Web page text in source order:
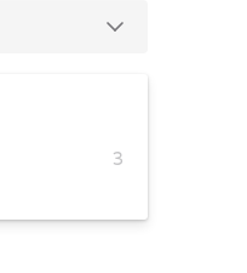
3
von 2,99 €